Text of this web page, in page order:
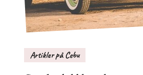
Artikler på Cebu